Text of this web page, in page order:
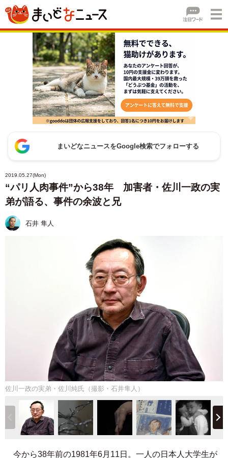
まいどなニュースをGoogle検索でフォローする
2019.05.27(Mon)
“パリ人肉事件”から38年 加害者・佐川一政の実
弟が語る、事件の余波と兄
石井 隼人
佐川一政の実弟・佐川純氏（撮影・石井隼人）
今から38年前の1981年6月11日。一人の日本人大学生が